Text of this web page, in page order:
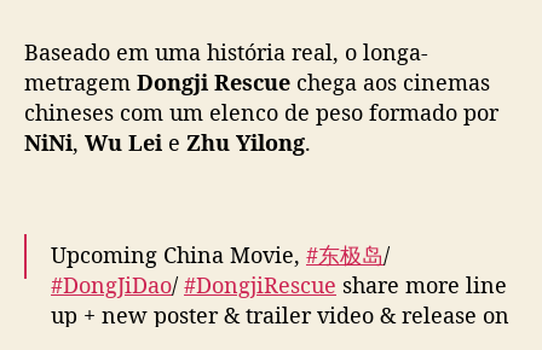
Z
h
u
g
,
“
Baseado em uma história real, o longa-
metragem Dongji Rescue chega aos cinemas
chineses com um elenco de peso formado por
NiNi, Wu Lei e Zhu Yilong.
Upcoming China Movie, #东极岛/
#DongJiDao/ #DongjiRescue share more line
up + new poster & trailer video & release on